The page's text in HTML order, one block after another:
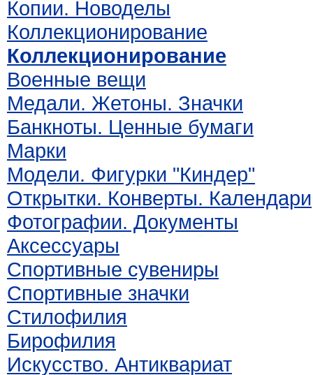
Копии. Новоделы
Коллекционирование
Коллекционирование
Военные вещи
Медали. Жетоны. Значки
Банкноты. Ценные бумаги
Марки
Модели. Фигурки "Киндер"
Открытки. Конверты. Календари
Фотографии. Документы
Аксессуары
Спортивные сувениры
Спортивные значки
Стилофилия
Бирофилия
Искусство. Антиквариат